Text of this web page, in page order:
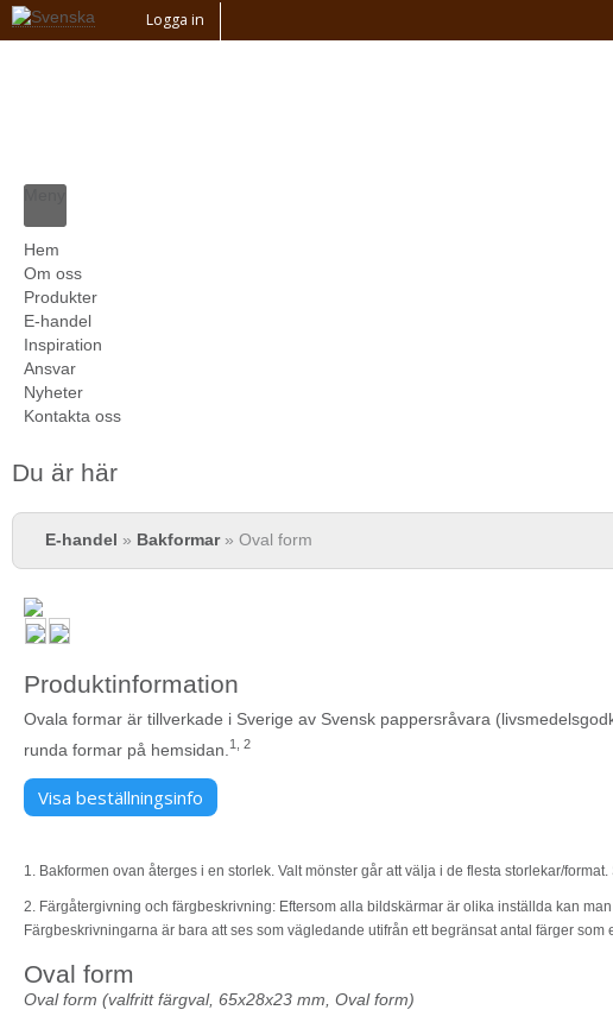
Logga in
Hem
Om oss
Produkter
E-handel
Inspiration
Ansvar
Nyheter
Kontakta oss
Du är här
E-handel » Bakformar» Oval form
Produktinformation
Ovala formar är tillverkade i Sverige av Svensk pappersråvara
runda formar på hemsidan. 1, 2
Visa beställningsinfo
1. Bakformen ovan återges i en storlek. Valt mönster går att välja i de flesta storlekar/
2. Färgåtergivning och färgbeskrivning: Eftersom alla bildskärmar är olika inställda kan
Färgbeskrivningarna är bara att ses som vägledande utifrån ett begränsat antal färger som
Oval form
Oval form (valfritt färgval, 65x28x23 mm, Oval form)